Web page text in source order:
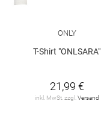
ONLY
T-Shirt "ONLSARA"
21,99 €
inkl. MwSt. zzgl. Versand